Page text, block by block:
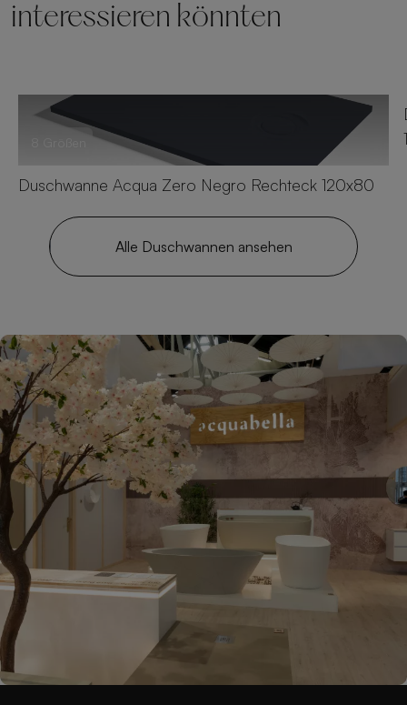
interessieren könnten
Duschwanne Acqua Zero Negro Rechteck 120x80
Alle Duschwannen ansehen